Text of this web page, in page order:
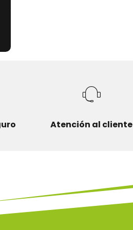
Atención al cliente